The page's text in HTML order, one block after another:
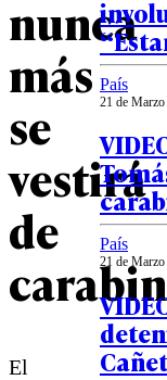
nunca
más
se
vestirá
de
El
País
21 de
País
21 de